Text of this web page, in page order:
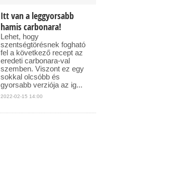
Itt van a leggyorsabb
hamis carbonara!
Lehet, hogy
szentségtörésnek fogható
fel a következő recept az
eredeti carbonara-val
szemben. Viszont ez egy
sokkal olcsóbb és
gyorsabb verziója az ig...
2022-02-15 14:00